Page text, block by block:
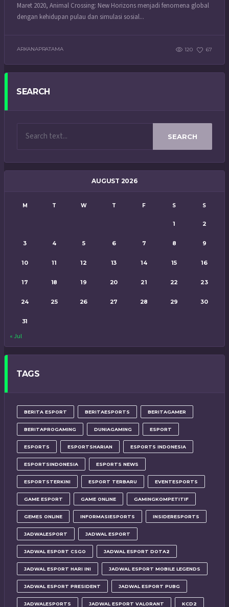
Maret 2020, Animal Crossing: New Horizons menjadi fenomena global
dengan kehidupan pulau dan simulasi sosial...
ARKANAPRATAMA 120 67
SEARCH
SEARCH
AUGUST 2026
M T W T F S S
1 2
3 4 5 6 7 8 9
10 11 12 13 14 15 16
17 18 19 20 21 22 23
24 25 26 27 28 29 30
31
« Jul
TAGS
BERITA ESPORT BERITAESPORTS BERITAGAMER
BERITAPROGAMING DUNIAGAMING ESPORT
ESPORTS ESPORTSHARIAN ESPORTS INDONESIA
ESPORTSINDONESIA ESPORTS NEWS
ESPORTSTERKINI ESPORT TERBARU EVENTESPORTS
GAME ESPORT GAME ONLINE GAMINGKOMPETITIF
GEMES ONLINE INFORMASIESPORTS INSIDERESPORTS
JADWALESPORT JADWAL ESPORT
JADWAL ESPORT CSGO JADWAL ESPORT DOTA2
JADWAL ESPORT HARI INI JADWAL ESPORT MOBILE LEGENDS
JADWAL ESPORT PRESIDENT JADWAL ESPORT PUBG
JADWALESPORTS JADWAL ESPORT VALORANT KCD2